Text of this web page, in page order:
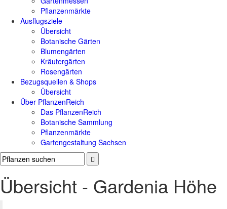
Pflanzenmärkte
Ausflugsziele
Übersicht
Botanische Gärten
Blumengärten
Kräutergärten
Rosengärten
Bezugsquellen & Shops
Übersicht
Über PflanzenReich
Das PflanzenReich
Botanische Sammlung
Pflanzenmärkte
Gartengestaltung Sachsen
Übersicht - Gardenia Höhe